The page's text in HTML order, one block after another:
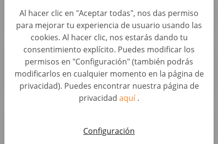
Al hacer clic en "Aceptar todas", nos das permiso
para mejorar tu experiencia de usuario usando las
cookies. Al hacer clic, nos estarás dando tu
consentimiento explícito. Puedes modificar los
permisos en "Configuración" (también podrás
modificarlos en cualquier momento en la página de
privacidad). Puedes encontrar nuestra página de
privacidad aquí.
Configuración
Autohero
Sachbearbeiter Ankaufsmanagement (B2B)
(d/m/w)
Operaciones • Alemania, Berlin